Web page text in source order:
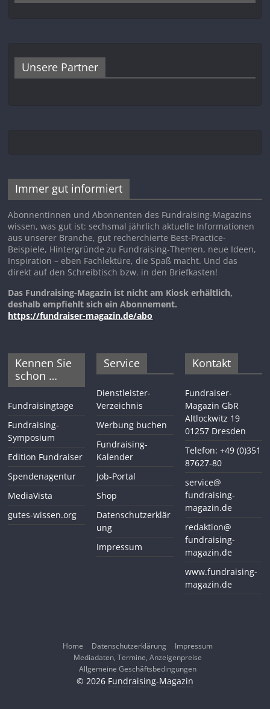
Unsere Partner
Immer gut informiert
Abonnentinnen und Abonnenten des Fundraising-Magazins
wissen, was gut ist: sechsmal jährlich aktuelle Informationen
aus unserer Branche, gut recherchierte Best-Practice-
Beispiele, Hintergründe zu Fundraising-Themen, neue Ideen,
Inspiration – eben Fachlektüre, die Spaß macht. Und das
direkt auf den Schreibtisch bzw. in den Briefkasten!
Das Fundraising-Magazin ist nicht am Kiosk erhältlich,
deshalb empfiehlt sich ein Abonnement.
https://fundraiser-magazin.de/abo
Kennen Sie
schon …
Fundraisingtage
Fundraising-
Symposium
Edition Fundraiser
Spendenagentur
MediaVista
gutes-wissen.org
Service
Dienstleister-
Verzeichnis
Werbung buchen
Fundraising-
Kalender
Job-Portal
Shop
Datenschutzerklär
ung
Impressum
Kontakt
Fundraiser-
Magazin GbR
Altlockwitz 19
01257 Dresden
Telefon: +49 (0)351
87627-80
service@
fundraising-
magazin.de
redaktion@
fundraising-
magazin.de
www.fundraising-
magazin.de
Home Datenschutzerklärung
Impressum
Mediadaten, Termine, Anzeigenpreise
Allgemeine Geschäftsbedingungen
© 2026 Fundraising-Magazin